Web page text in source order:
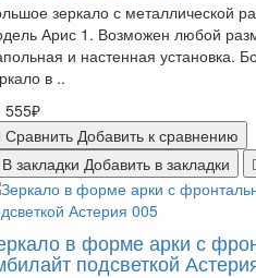
зеркало с металлической
Арис 1. Возможен любой
и настенная установка.
в ..
555₽
Сравнить Добавить к сравнению
закладки Добавить в закладки
в форме арки с
подсветкой